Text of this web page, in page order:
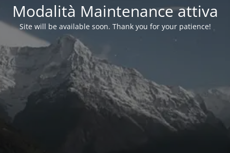
Modalità Maintenance attiva
Site will be available soon. Thank you for your patience!